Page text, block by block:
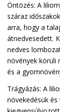
Öntözés: A
száraz
arra, hogy a
átnedvesedett.
nedves
növények körüli
és a
Trágyázás: A
növekedésük